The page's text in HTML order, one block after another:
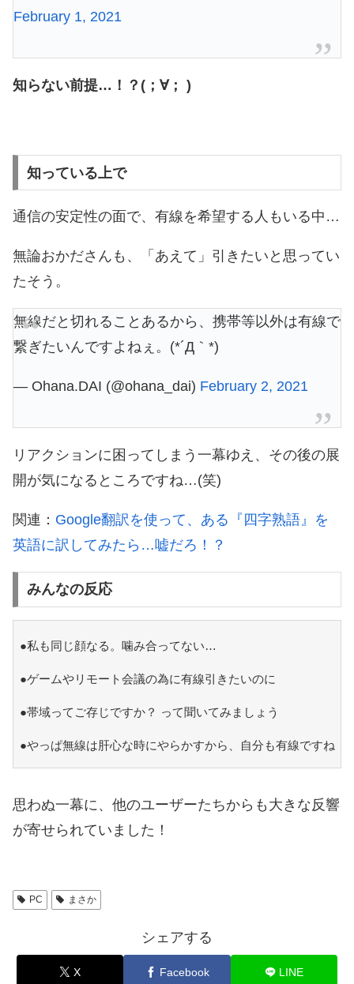
February 1, 2021
知らない前提…！？(；∀； )
知っている上で
通信の安定性の面で、有線を希望する人もいる中…
無論おかださんも、「あえて」引きたいと思ってい
たそう。
無線だと切れることあるから、携帯等以外は有線で
繋ぎたいんですよねぇ。(*´Д｀*)
— Ohana.DAI (@ohana_dai) February 2, 2021
リアクションに困ってしまう一幕ゆえ、その後の展
開が気になるところですね…(笑)
関連： Google翻訳を使って、ある『四字熟語』を
英語に訳してみたら…嘘だろ！？
みんなの反応
●私も同じ顔なる。噛み合ってない…
●ゲームやリモート会議の為に有線引きたいのに
●帯域ってご存じですか？ って聞いてみましょう
●やっぱ無線は肝心な時にやらかすから、自分も有線ですね
思わぬ一幕に、他のユーザーたちからも大きな反響
が寄せられていました！
PC まさか
シェアする
X Facebook LINE